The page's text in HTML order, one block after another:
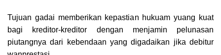
Tujuan gadai memberikan kepastian hukuam yuang kuat
bagi kreditor-kreditor dengan menjamin pelunasan
piutangnya dari kebendaan yang digadaikan jika debitur